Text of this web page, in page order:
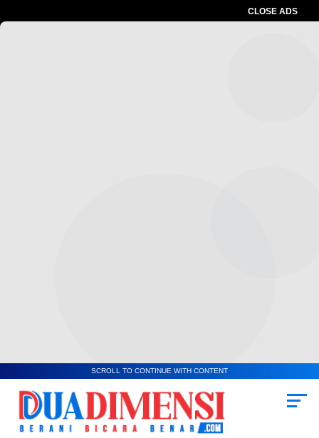
CLOSE ADS
SCROLL TO CONTINUE WITH CONTENT